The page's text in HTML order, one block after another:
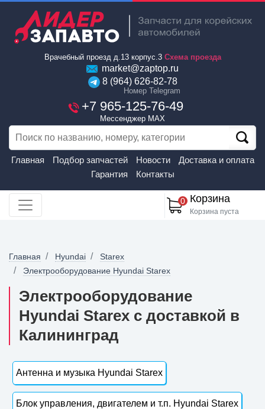
Врачебный проезд д.13 корпус.3 Схема проезда
market@zaptop.ru
8 (964) 626-82-78
Номер Telegram
+7 965-125-76-49
Мессенджер MAX
Главная Подбор запчастей Новости
Доставка и оплата
Гарантия
Контакты
0 Корзина
Корзина пуста
Главная Hyundai
Starex
Электрооборудование Hyundai Starex
Электрооборудование
Hyundai Starex с доставкой в
Калининград
Антенна и музыка Hyundai Starex
Блок управления, двигателем и т.п. Hyundai Starex